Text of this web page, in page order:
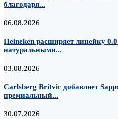
благодаря...
06.08.2026
Heineken расширяет линейку
натуральными...
03.08.2026
Carlsberg Britvic добавляет
премиальный...
30.07.2026